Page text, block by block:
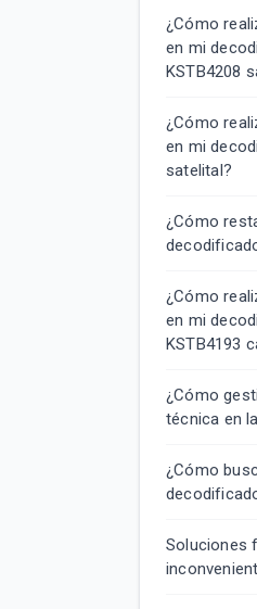
¿Cómo
en mi
KSTB4208
¿Cómo
en mi
satelital?
¿Cómo
¿Cómo
en mi
KSTB4193
¿Cómo
técnica en
¿Cómo
Soluciones